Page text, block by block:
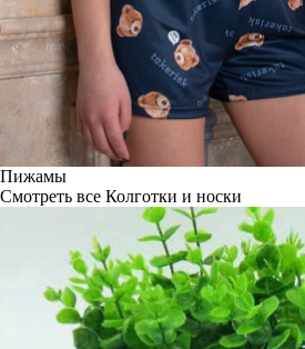
Пижамы
Смотреть все Колготки и носки